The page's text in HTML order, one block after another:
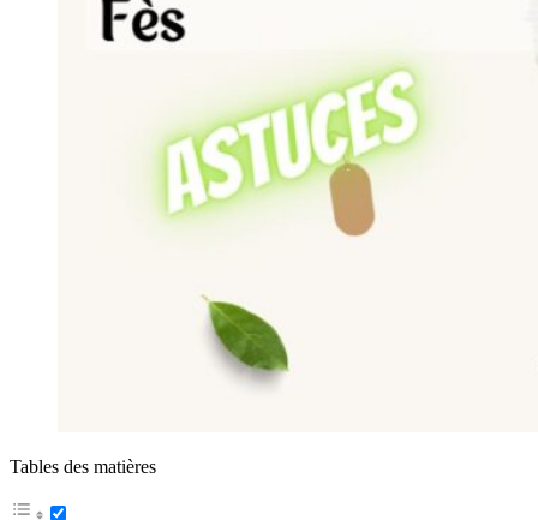
Tables des matières